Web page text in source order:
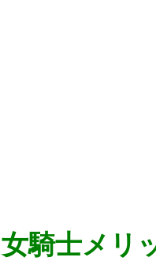
女騎士メリ